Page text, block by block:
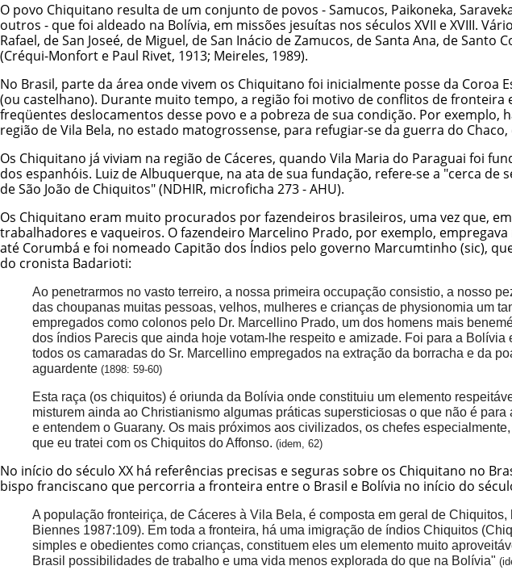
O povo Chiquitano resulta de um conjunto de povos - Samucos, Paikoneka,
outros - que foi aldeado na Bolívia, em missões jesuítas nos séculos XVII e XVIII.
Rafael, de San Joseé, de Miguel, de San Inácio de Zamucos, de Santa Ana, de
(Créqui-Monfort e Paul Rivet, 1913; Meireles, 1989).
No Brasil, parte da área onde vivem os Chiquitano foi inicialmente posse da Coroa
(ou castelhano). Durante muito tempo, a região foi motivo de conflitos de
freqüentes deslocamentos desse povo e a pobreza de sua condição. Por
região de Vila Bela, no estado matogrossense, para refugiar-se da guerra do
Os Chiquitano já viviam na região de Cáceres, quando Vila Maria do Paraguai foi
dos espanhóis. Luiz de Albuquerque, na ata de sua fundação, refere-se a "cerca
de São João de Chiquitos" (NDHIR, microficha 273 - AHU).
Os Chiquitano eram muito procurados por fazendeiros brasileiros, uma vez que,
trabalhadores e vaqueiros. O fazendeiro Marcelino Prado, por exemplo,
até Corumbá e foi nomeado Capitão dos Índios pelo governo Marcumtinho (sic),
do cronista Badarioti:
Ao penetrarmos no vasto terreiro, a nossa primeira occupação consistio, a nosso
das choupanas muitas pessoas, velhos, mulheres e crianças de physionomia um
empregados como colonos pelo Dr. Marcellino Prado, um dos homens mais
dos índios Parecis que ainda hoje votam-lhe respeito e amizade. Foi para a
todos os camaradas do Sr. Marcellino empregados na extração da borracha e da
aguardente (1898: 59-60)
Esta raça (os chiquitos) é oriunda da Bolívia onde constituiu um elemento
misturem ainda ao Christianismo algumas práticas supersticiosas o que não é
e entendem o Guarany. Os mais próximos aos civilizados, os chefes
que eu tratei com os Chiquitos do Affonso. (idem, 62)
No início do século XX há referências precisas e seguras sobre os Chiquitano no
bispo franciscano que percorria a fronteira entre o Brasil e Bolívia no início do
A população fronteiriça, de Cáceres à Vila Bela, é composta em geral de
Biennes 1987:109). Em toda a fronteira, há uma imigração de índios Chiquitos
simples e obedientes como crianças, constituem eles um elemento muito
Brasil possibilidades de trabalho e uma vida menos explorada do que na Bolívia"